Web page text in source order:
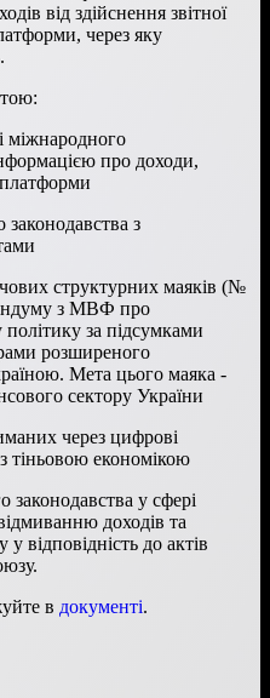
від здійснення звітної
через яку
міжнародного
про доходи,
законодавства з
структурних маяків (№
з МВФ про
за підсумками
розширеного
Мета цього маяка -
сектору України
через цифрові
тіньовою економікою
законодавства у сфері
доходів та
відповідність до актів
в документі.